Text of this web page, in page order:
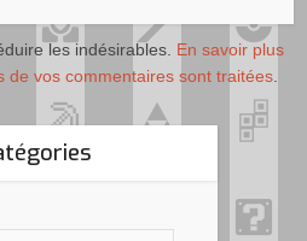
les indésirables. En savoir plus
de vos commentaires sont traitées